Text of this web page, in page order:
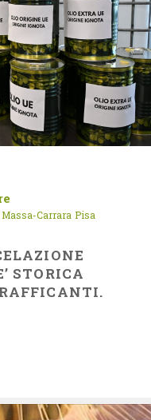
Massa-Carrara Pisa
STORICA